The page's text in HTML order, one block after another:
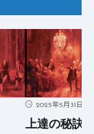
2025年5月31日
上達の秘訣